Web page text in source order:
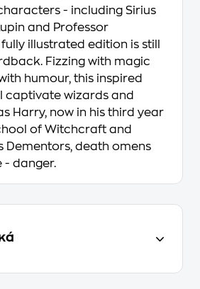
- including Sirius
and Professor
illustrated edition is still
Fizzing with magic
humour, this inspired
captivate wizards and
Harry, now in his third year
of Witchcraft and
Dementors, death omens
- danger.